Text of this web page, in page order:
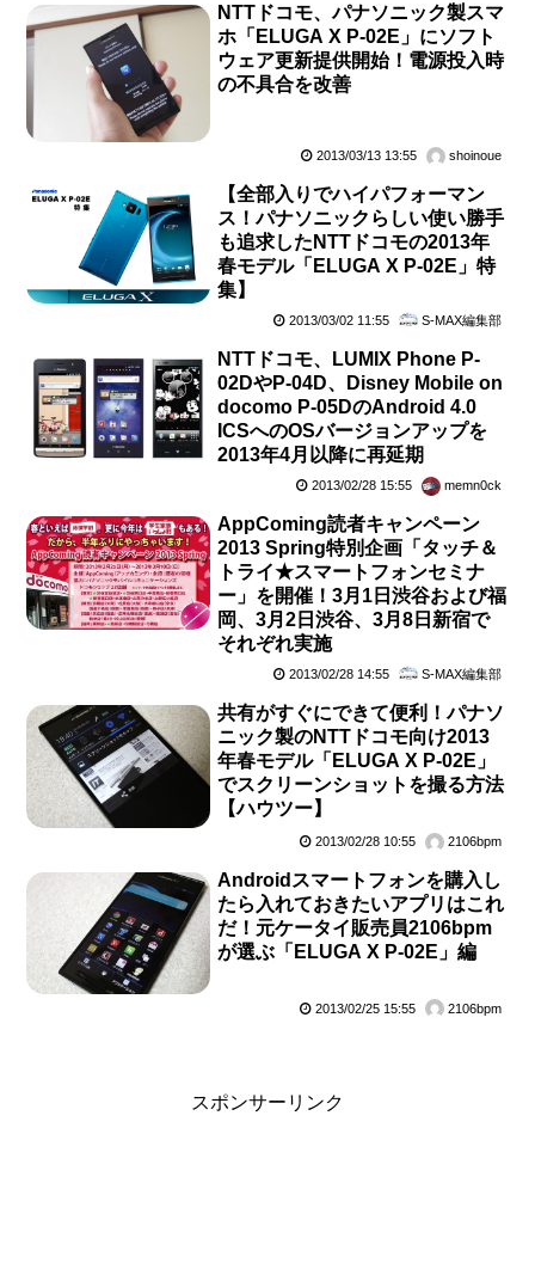
NTTドコモ、パナソニック製スマ
ホ「ELUGA X P-02E」にソフト
ウェア更新提供開始！電源投入時
の不具合を改善
2013/03/13 13:55 shoinoue
【全部入りでハイパフォーマン
ス！パナソニックらしい使い勝手
も追求したNTTドコモの2013年
春モデル「ELUGA X P-02E」特
集】
2013/03/02 11:55 S-MAX編集部
NTTドコモ、LUMIX Phone P-
02DやP-04D、Disney Mobile on
docomo P-05DのAndroid 4.0
ICSへのOSバージョンアップを
2013年4月以降に再延期
2013/02/28 15:55 memn0ck
AppComing読者キャンペーン
2013 Spring特別企画「タッチ＆
トライ★スマートフォンセミナ
ー」を開催！3月1日渋谷および福
岡、3月2日渋谷、3月8日新宿で
それぞれ実施
2013/02/28 14:55 S-MAX編集部
共有がすぐにできて便利！パナソ
ニック製のNTTドコモ向け2013
年春モデル「ELUGA X P-02E」
でスクリーンショットを撮る方法
【ハウツー】
2013/02/28 10:55 2106bpm
Androidスマートフォンを購入し
たら入れておきたいアプリはこれ
だ！元ケータイ販売員2106bpm
が選ぶ「ELUGA X P-02E」編
2013/02/25 15:55 2106bpm
スポンサーリンク